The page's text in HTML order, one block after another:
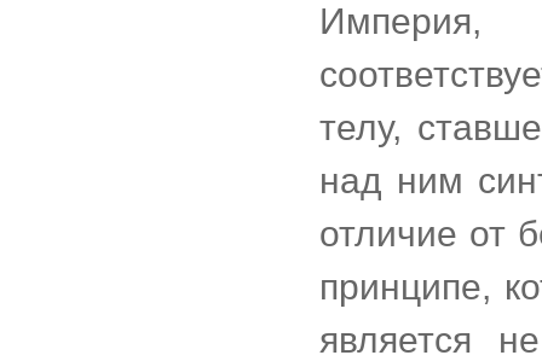
Империя,
телу,
над ним
отличие от
принципе,
является